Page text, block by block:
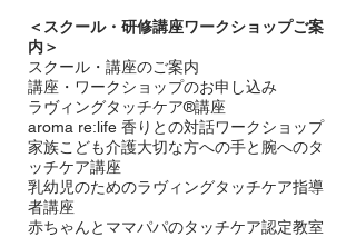
＜ スクール・研修講座ワークショップご案
内＞
スクール・講座のご案内
講座・ワークショップのお申し込み
ラヴィングタッチケア®講座
aroma re:life 香りとの対話ワークショップ
​家族こども介護大切な方への手と腕へのタ
ッチケア講座
乳幼児のためのラヴィングタッチケア指導
者講座
赤ちゃんとママパパのタッチケア認定教室